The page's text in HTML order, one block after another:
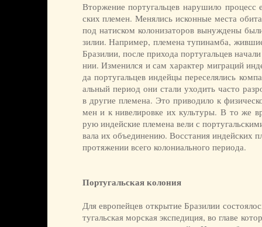
Втор­же­ние пор­ту­галь­цев на­ру­ши­ло про­цесс
ских пле­мен. Ме­ня­лись ис­кон­ные мес­та
под на­тис­ком ко­ло­ни­за­то­ров вы­ну­ж­де­ны
зи­лии. На­при­мер, пле­ме­на ту­пи­нам­ба,
Бра­зи­лии, по­сле при­хо­да пор­ту­галь­цев
нии. Из­ме­нил­ся и сам ха­рак­тер ми­гра­ций
да пор­ту­галь­цев ин­дей­цы пе­ре­се­ля­лись
аль­ный пе­ри­од они ста­ли ухо­дить час­то
в дру­гие пле­ме­на. Это при­во­ди­ло к
мен и к ни­ве­ли­ров­ке их куль­ту­ры. В то же
рую ин­дей­ские пле­ме­на ве­ли с
ва­ла их объ­е­ди­не­нию. Вос­ста­ния ин­дей­ских
про­тя­же­нии все­го ко­ло­ни­аль­но­го пе­рио­да.
Португальская колония
Для ев­ро­пей­цев от­кры­тие Бра­зи­лии
ту­галь­ская мор­ская экс­пе­ди­ция, во гла­ве